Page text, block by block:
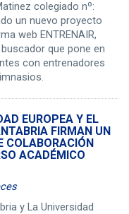
colegiado nº:
un nuevo proyecto
web ENTRENAIR,
que pone en
con entrenadores
EUROPEA Y EL
FIRMAN UN
COLABORACIÓN
ACADÉMICO
y La Universidad